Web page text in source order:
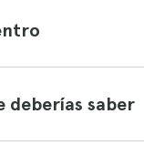
deberías saber